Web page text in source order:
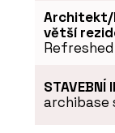
Architekt/
větší
STAVEBNÍ
archibase